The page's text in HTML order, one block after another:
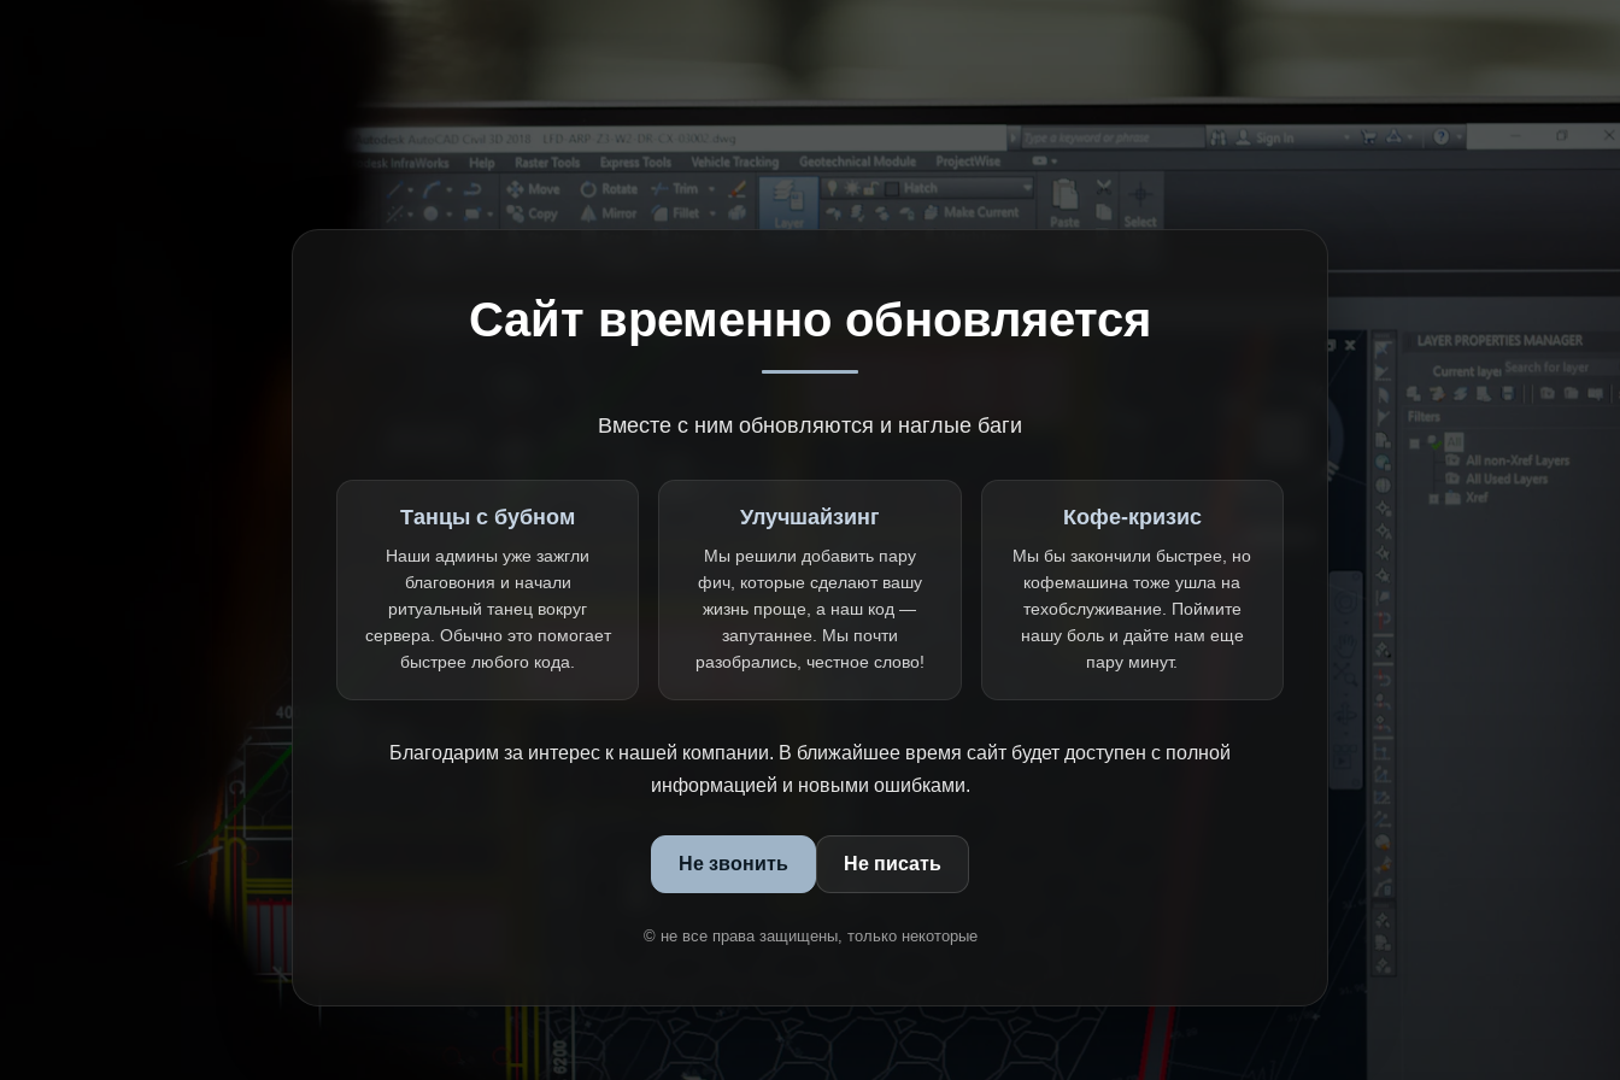
Сайт временно обновляется
Вместе с ним обновляются и наглые баги
Танцы с бубном
Наши админы уже зажгли
благовония и начали
ритуальный танец вокруг
сервера. Обычно это помогает
быстрее любого кода.
Улучшайзинг
Мы решили добавить пару
фич, которые сделают вашу
жизнь проще, а наш код —
запутаннее. Мы почти
разобрались, честное слово!
Кофе-кризис
Мы бы закончили быстрее, но
кофемашина тоже ушла на
техобслуживание. Поймите
нашу боль и дайте нам еще
пару минут.
Благодарим за интерес к нашей компании. В ближайшее время сайт будет доступен с полной
информацией и новыми ошибками.
Не звонить Не писать
© не все права защищены, только некоторые